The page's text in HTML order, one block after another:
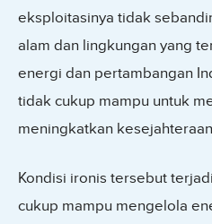
eksploitasinya tidak
alam dan lingkungan yang
energi dan pertambangan
tidak cukup mampu untuk
meningkatkan
Kondisi ironis tersebut
cukup mampu mengelola